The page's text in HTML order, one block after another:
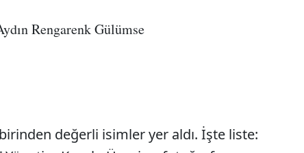
Rengarenk Gülümse
değerli isimler yer aldı. İşte liste: